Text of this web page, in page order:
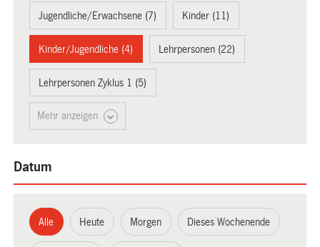
Jugendliche/Erwachsene (7) Kinder (11)
Kinder/Jugendliche (4) Lehrpersonen (22)
Lehrpersonen Zyklus 1 (5)
Mehr anzeigen
Datum
Alle Heute Morgen Dieses Wochenende